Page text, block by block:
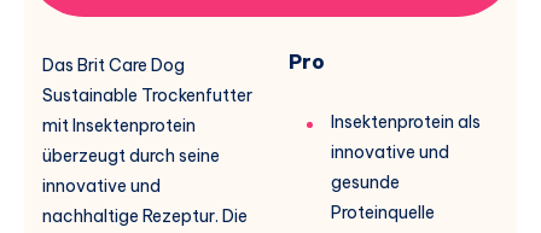
Das Brit Care Dog
Sustainable Trockenfutter
mit Insektenprotein
überzeugt durch seine
innovative und
nachhaltige Rezeptur. Die
Pro
Insektenprotein als
innovative und
gesunde
Proteinquelle